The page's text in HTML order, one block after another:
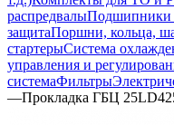
распредвалыПодшипники
защитаПоршни, кольца,
стартерыСистема
управления и
системаФильтры
—Прокладка ГБЦ